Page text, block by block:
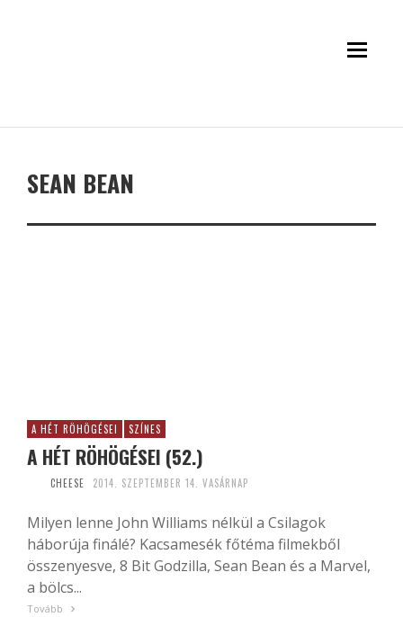
SEAN BEAN
A HÉT RÖHÖGÉSEI SZÍNES
A HÉT RÖHÖGÉSEI (52.)
CHEESE 2014. SZEPTEMBER 14. VASÁRNAP
Milyen lenne John Williams nélkül a Csilagok
háborúja finálé? Kacsamesék főtéma filmekből
összenyesve, 8 Bit Godzilla, Sean Bean és a Marvel,
a bölcs...
Tovább